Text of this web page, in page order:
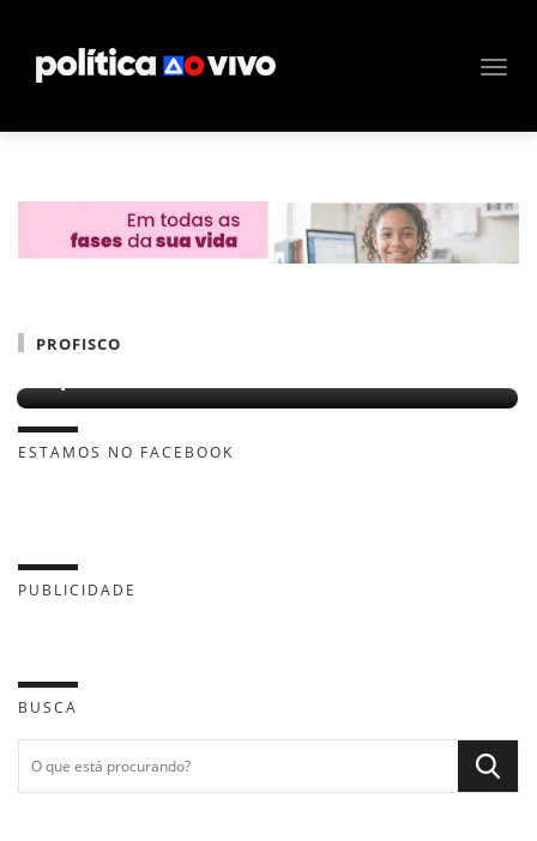
PROFISCO
Empréstimo de Rui deve ser aprovado, diz
ESTAMOS NO FACEBOOK
PUBLICIDADE
BUSCA